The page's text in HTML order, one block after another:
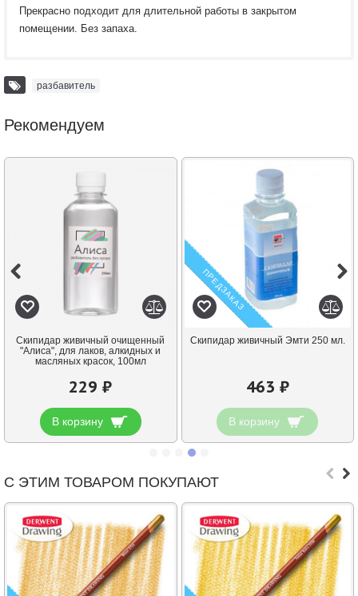
Прекрасно подходит для длительной работы в закрытом
помещении. Без запаха.
разбавитель
Рекомендуем
Скипидар живичный очищенный
"Алиса", для лаков, алкидных и
масляных красок, 100мл
229 ₽
В корзину
ПРЕДЗАКАЗ
Скипидар живичный Эмти 250 мл.
463 ₽
В корзину
С ЭТИМ ТОВАРОМ ПОКУПАЮТ